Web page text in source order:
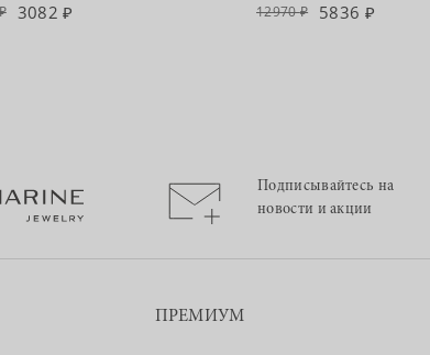
3082 12970 5836
Подписывайтесь на
новости и акции
ПРЕМИУМ